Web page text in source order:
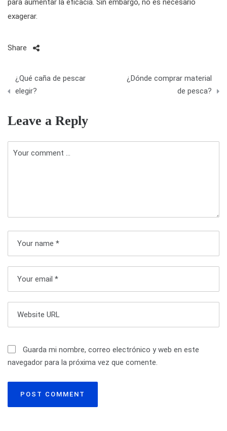
para aumentar la eficacia. Sin embargo, no es necesario
exagerar.
Share
a
g
ó
d
e
n
t
r
d
¿Qué caña de pescar
elegir?
¿Dónde comprar material
de pesca?
Leave a Reply
Guarda mi nombre, correo electrónico y web en este
navegador para la próxima vez que comente.